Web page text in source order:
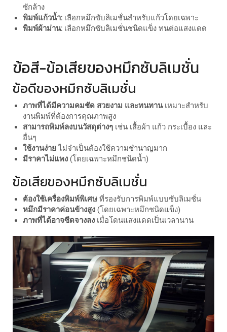
ซักล้าง
พิมพ์แก้วน้ำ: เลือกหมึกซับลิเมชั่นสำหรับแก้วโดยเฉพาะ
พิมพ์ผ้าม่าน: เลือกหมึกซับลิเมชั่นชนิดแข็ง ทนต่อแสงแดด
ข้อสี-ข้อเสียของหมึกซับลิเมชั่น
ข้อดีของหมึกซับลิเมชั่น
ภาพที่ได้มีความคมชัด สวยงาม และทนทานเหมาะสำหรับ
งานพิมพ์ที่ต้องการคุณภาพสูง
สามารถพิมพ์ลงบนวัสดุต่างๆ เช่น เสื้อผ้า แก้ว กระเบื้อง และ
อื่นๆ
ใช้งานง่าย ไม่จำเป็นต้องใช้ความชำนาญมาก
มีราคาไม่แพง (โดยเฉพาะหมึกชนิดน้ำ)
ข้อเสียของหมึกซับลิเมชั่น
ต้องใช้เครื่องพิมพ์พิเศษ ที่รองรับการพิมพ์แบบซับลิเมชั่น
หมึกมีราคาค่อนข้างสูง (โดยเฉพาะหมึกชนิดแข็ง)
ภาพที่ได้อาจซีดจางลง เมื่อโดนแสงแดดเป็นเวลานาน